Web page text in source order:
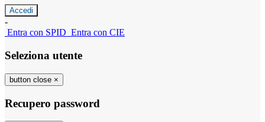
-
Entra con SPID Entra con CIE
Seleziona utente
button close ×
Recupero password